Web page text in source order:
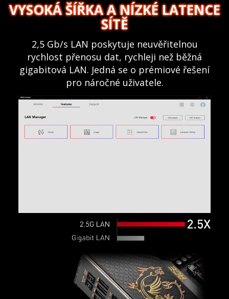
VYSOKÁ ŠÍŘKA A NÍZKÉ LATENCE
SÍTĚ
2,5 Gb/s LAN poskytuje neuvěřitelnou
rychlost přenosu dat, rychleji než běžná
gigabitová LAN. Jedná se o prémiové řešení
pro náročné uživatele.